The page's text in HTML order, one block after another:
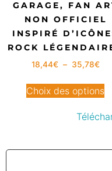
GARAGE, FAN
NON OFFICIEL
INSPIRÉ
ROCK
18,44€ – 35,78€
Choix des options